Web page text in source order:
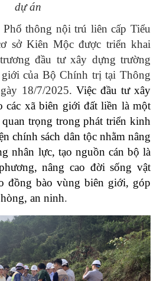
dự án
thông nội trú liên cấp Tiểu
sở Kiên Mộc được triển khai
đầu tư xây dựng trường
của Bộ Chính trị tại Thông
18/7/2025. Việc đầu tư xây
các xã biên giới đất liền là một
trọng trong phát triển kinh
chính sách dân tộc nhằm nâng
nhân lực, tạo nguồn cán bộ là
nâng cao đời sống vật
đồng bào vùng biên giới, góp
an ninh.